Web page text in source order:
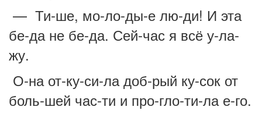
— Ти-ше, мо-ло-ды-е лю-ди! И эта
бе-да не бе-да. Сей-час я всё у-ла-
жу.
О-на от-ку-си-ла доб-рый ку-сок от
боль-шей час-ти и про-гло-ти-ла е-го.